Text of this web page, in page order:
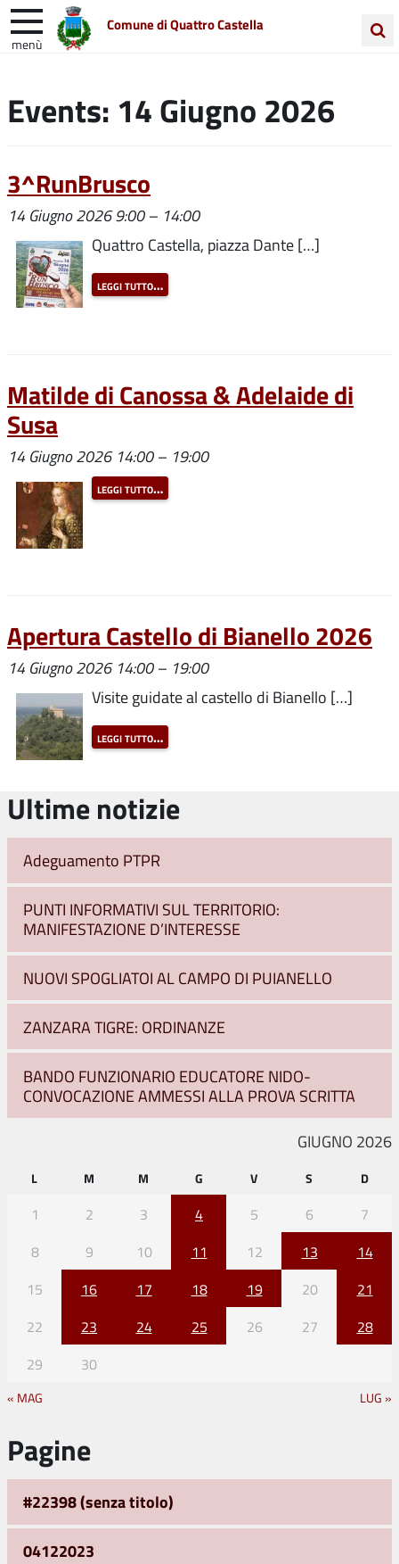
Comune di Quattro Castella
menù
sito
Unione Colline Matildiche
Events: 14 Giugno 2026
3^RunBrusco
14 Giugno 2026 9:00– 14:00
Quattro Castella, piazza Dante […]
leggi tutto…
Matilde di Canossa & Adelaide di
Susa
14 Giugno 2026 14:00– 19:00
leggi tutto…
Apertura Castello di Bianello 2026
14 Giugno 2026 14:00– 19:00
Visite guidate al castello di Bianello […]
leggi tutto…
Ultime notizie
Adeguamento PTPR
PUNTI INFORMATIVI SUL TERRITORIO:
MANIFESTAZIONE D’INTERESSE
NUOVI SPOGLIATOI AL CAMPO DI PUIANELLO
ZANZARA TIGRE: ORDINANZE
BANDO FUNZIONARIO EDUCATORE NIDO-
CONVOCAZIONE AMMESSI ALLA PROVA SCRITTA
GIUGNO 2026
L M M G V S D
1 2 3 4 5 6
7
8
9 10 11 12 13
14
15
16 17 18 19 20
21
22
23 24 25 26 27
28
29
30
« MAG LUG »
Pagine
#22398 (senza titolo)
04122023